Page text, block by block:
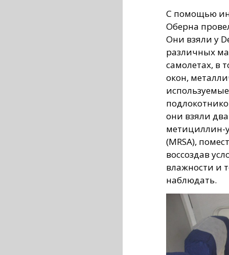
С помощью
Оберна
Они взяли у
различных
самолетах, в
окон,
они взяли
метициллин-
(MRSA),
воссоздав
влажности и
наблюдать.